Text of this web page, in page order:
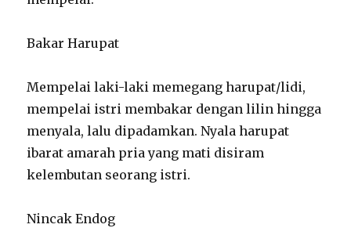
Bakar Harupat
Mempelai laki-laki memegang harupat/lidi,
mempelai istri membakar dengan lilin hingga
menyala, lalu dipadamkan. Nyala harupat
ibarat amarah pria yang mati disiram
kelembutan seorang istri.
Nincak Endog